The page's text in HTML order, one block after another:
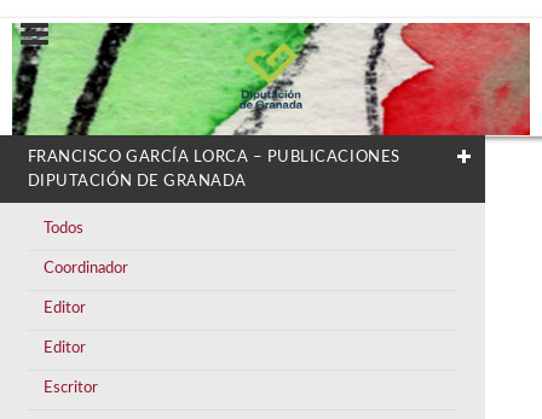
FRANCISCO GARCÍA LORCA – PUBLICACIONES
DIPUTACIÓN DE GRANADA
Todos
Coordinador
Editor
Editor
Escritor